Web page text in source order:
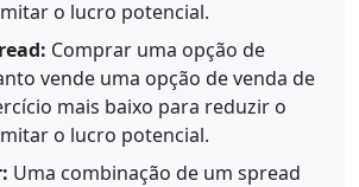
o lucro potencial.
Comprar uma opção de
vende uma opção de venda de
mais baixo para reduzir o
o lucro potencial.
Uma combinação de um spread